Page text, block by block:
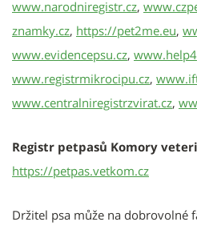
www.narodniregistr.cz,
znamky.cz, https://pet2me.eu,
www.evidencepsu.cz,
www.registrmikrocipu.cz,
www.centralniregistrzvirat.cz,
Registr petpasů Komory
https://petpas.vetkom.cz
Držitel psa může na dobrovolné